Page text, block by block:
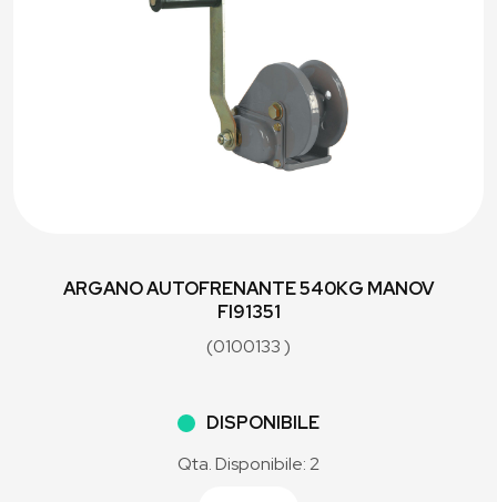
ARGANO AUTOFRENANTE 540KG MANOV
FI91351
(0100133 )
DISPONIBILE
Qta. Disponibile: 2